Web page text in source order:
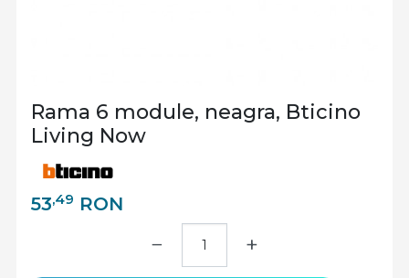
Rama 6 module, neagra, Bticino
Living Now
53,49 RON
− +